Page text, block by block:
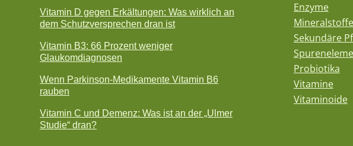
Vitamin D gegen Erkältungen: Was wirklich an
dem Schutzversprechen dran ist
Vitamin B3: 66 Prozent weniger
Glaukomdiagnosen
Wenn Parkinson-Medikamente Vitamin B6
rauben
Vitamin C und Demenz: Was ist an der „Ulmer
Studie“ dran?
Enzyme
Mineralstoffe
Sekundäre
Probiotika
Vitamine
Vitaminoide